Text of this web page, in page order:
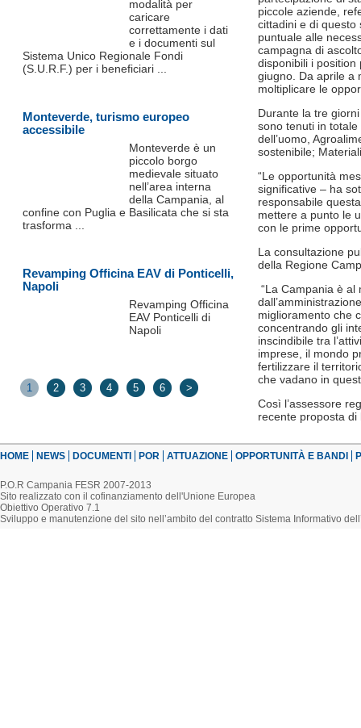
piccole aziende,
cittadini e di questo
puntuale alle
campagna di
disponibili i
giugno. Da aprile a
moltiplicare le
Durante la tre
sono tenuti in
dell’uomo,
sostenibile;
“Le opportunità
significative – ha
responsabile
mettere a punto le
con le prime
La consultazione
della Regione
“La Campania è al
miglioramento che
concentrando gli
inscindibile tra
imprese, il mondo
fertilizzare il
che vadano in
Così l’assessore
recente proposta di
modalità per
caricare
correttamente i dati
e i documenti sul
Sistema Unico Regionale Fondi
(S.U.R.F.) per i beneficiari ...
Monteverde, turismo europeo
accessibile
Monteverde è un
piccolo borgo
medievale situato
nell’area interna
della Campania, al
confine con Puglia e Basilicata che si sta
trasforma ...
Revamping Officina EAV di Ponticelli,
Napoli
Revamping Officina
EAV Ponticelli di
Napoli
1 2 3 4 5 6 >
HOME NEWS DOCUMENTI POR ATTUAZIONE OPPORTUNITÀ E BANDI
P.O.R Campania FESR 2007-2013
Sito realizzato con il cofinanziamento dell'Unione Europea
Obiettivo Operativo 7.1
Sviluppo e manutenzione del sito nell’ambito del contratto Sistema Informativo